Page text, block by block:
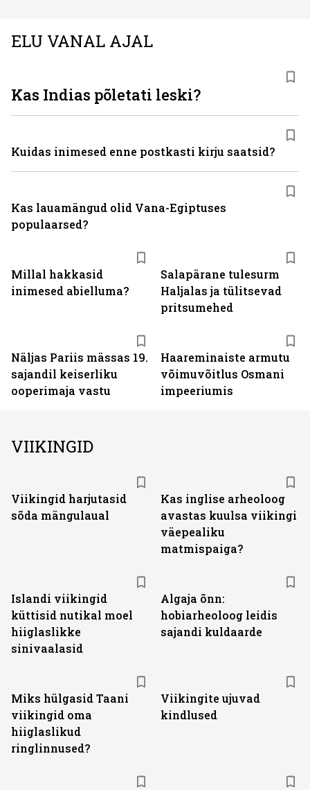
ELU VANAL AJAL
Millal hakkasid
inimesed abielluma?
Salapärane tulesurm
Haljalas ja tülitsevad
pritsumehed
Näljas Pariis mässas 19.
sajandil keiserliku
ooperimaja vastu
Haareminaiste armutu
võimuvõitlus Osmani
impeeriumis
Kas Indias põletati leski?
Kuidas inimesed enne postkasti kirju saatsid?
Kas lauamängud olid Vana-Egiptuses
populaarsed?
VIIKINGID
Viikingid harjutasid
sõda mängulaual
Kas inglise arheoloog
avastas kuulsa viikingi
väepealiku
matmispaiga?
Islandi viikingid
küttisid nutikal moel
hiiglaslikke
sinivaalasid
Algaja õnn:
hobiarheoloog leidis
sajandi kuldaarde
Miks hülgasid Taani
viikingid oma
hiiglaslikud
ringlinnused?
Viikingite ujuvad
kindlused